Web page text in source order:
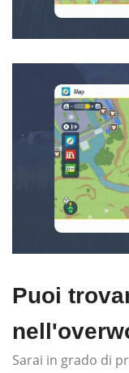
Puoi
Sarai in grado di